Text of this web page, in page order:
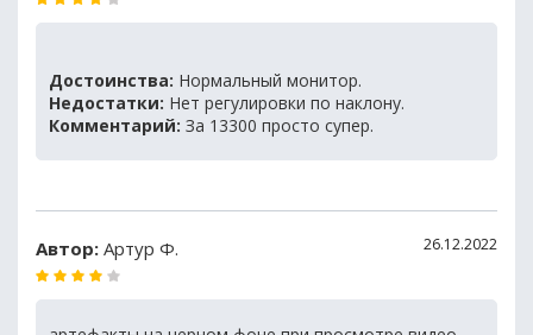
Достоинства: Нормальный монитор.
Недостатки: Нет регулировки по наклону.
Комментарий: За 13300 просто супер.
Автор: Артур Ф. 26.12.2022